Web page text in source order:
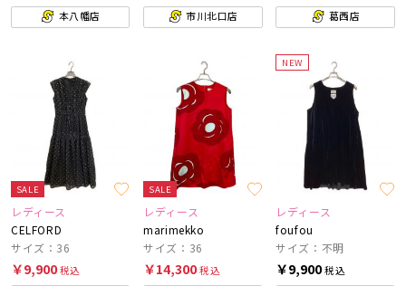
本八幡店
市川北口店
葛西店
SALE
レディース
CELFORD
サイズ：36
￥9,900税込
SALE
レディース
marimekko
サイズ：36
￥14,300税込
NEW
レディース
foufou
サイズ：不明
￥9,900税込